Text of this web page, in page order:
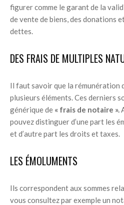
figurer comme le garant de la
de vente de biens, des donations
dettes.
DES FRAIS DE MULTIPLES
Il faut savoir que la rémunération
plusieurs éléments. Ces derniers
générique de « frais de notaire ».
pouvez distinguer d’une part les
et d’autre part les droits et taxes.
LES ÉMOLUMENTS
Ils correspondent aux sommes
vous consultez par exemple un